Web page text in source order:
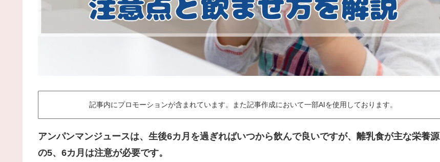
記事内にプロモーションが含まれています。また記事作成において一部AIを使用しております。
アンパンマンジュースは、生後6カ月を過ぎればいつから飲んで良いですが、離乳食が主な栄養源
の5、6カ月は注意が必要です。